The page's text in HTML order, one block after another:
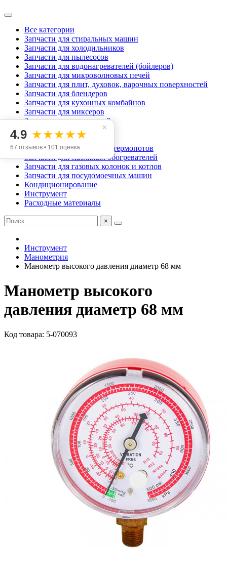
Все категории
Запчасти для стиральных машин
Запчасти для холодильников
Запчасти для пылесосов
Запчасти для водонагревателей (бойлеров)
Запчасти для микроволновых печей
Запчасти для плит, духовок, варочных поверхностей
Запчасти для блендеров
Запчасти для кухонных комбайнов
Запчасти для миксеров
Запчасти для аэрогрилей
Запчасти для мясорубок
Запчасти для хлебопечек
Запчасти для чайников и термопотов
Запчасти для масляных обогревателей
Запчасти для газовых колонок и котлов
Запчасти для посудомоечных машин
Кондиционирование
Инструмент
Расходные материалы
×
Инструмент
Манометрия
Манометр высокого давления диаметр 68 мм
Манометр высокого
давления диаметр 68 мм
Код товара: 5-070093
×
4.9 ★★★★★
67 отзывов • 101 оценка